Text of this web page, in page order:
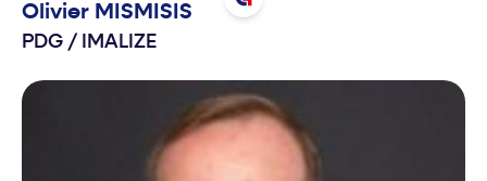
Olivier MISMISIS
PDG / IMALIZE